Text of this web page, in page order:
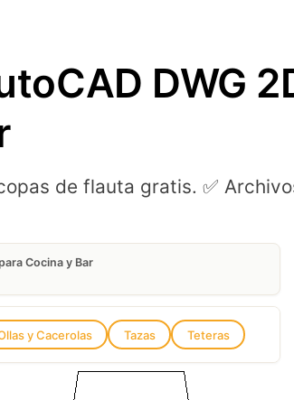
DWG
de flauta gratis. ✅
Cocina y Bar
y Cacerolas Tazas Teteras